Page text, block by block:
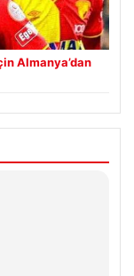
Almanya’dan